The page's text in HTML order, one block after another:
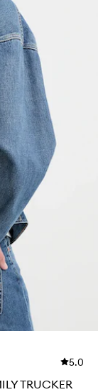
5.0
TRUCKER